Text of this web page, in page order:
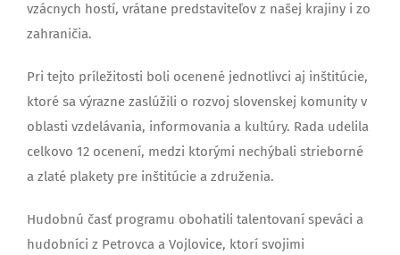
vzácnych hostí, vrátane predstaviteľov z našej krajiny i zo
zahraničia.
Pri tejto príležitosti boli ocenené jednotlivci aj inštitúcie,
ktoré sa výrazne zaslúžili o rozvoj slovenskej komunity v
oblasti vzdelávania, informovania a kultúry. Rada udelila
celkovo 12 ocenení, medzi ktorými nechýbali strieborné
a zlaté plakety pre inštitúcie a združenia.
Hudobnú časť programu obohatili talentovaní speváci a
hudobníci z Petrovca a Vojlovice, ktorí svojimi